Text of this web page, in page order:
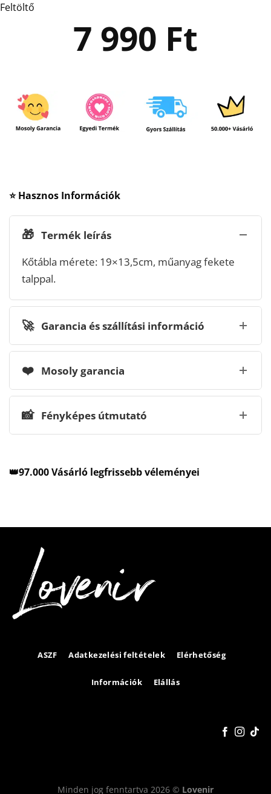
Feltöltő
7 990 Ft
⭐ Hasznos Információk
🎁 Termék leírás
Kőtábla mérete: 19×13,5cm, műanyag fekete
talppal.
🚀 Garancia és szállítási információ
❤️ Mosoly garancia
📸 Fényképes útmutató
👑97.000 Vásárló legfrissebb véleményei
ASZF Adatkezelési feltételek Elérhetőség
Információk Elállás
Minden jog fenntartva 2026 © Lovenir